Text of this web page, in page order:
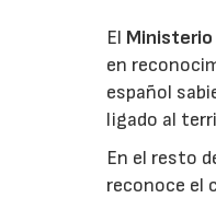
El Ministerio
en
español
ligado al
En el resto
reconoce el